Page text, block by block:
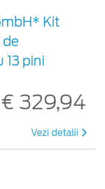
Kit
pini
€ 329,94
Vezi detalii